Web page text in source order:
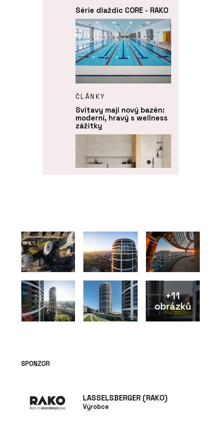
Série dlaždic CORE - RAKO
ČLÁNKY
Svitavy mají nový bazén:
moderní, hravý s wellness
zážitky
obkladů PINO - RAKO
ČLÁNKY
+11
obrázků
SPONZOR
LASSELSBERGER (RAKO)
Výrobce